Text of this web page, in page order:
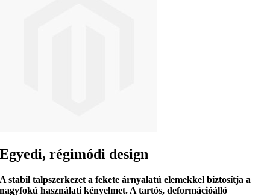
Egyedi, régimódi design
A stabil talpszerkezet a fekete árnyalatú elemekkel biztosítja a
nagyfokú használati kényelmet. Atartós, deformációálló